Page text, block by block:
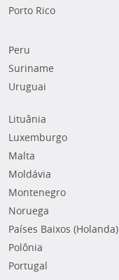
Porto Rico
Peru
Suriname
Uruguai
Lituânia
Luxemburgo
Malta
Moldávia
Montenegro
Noruega
Países Baixos (Holanda)
Polônia
Portugal